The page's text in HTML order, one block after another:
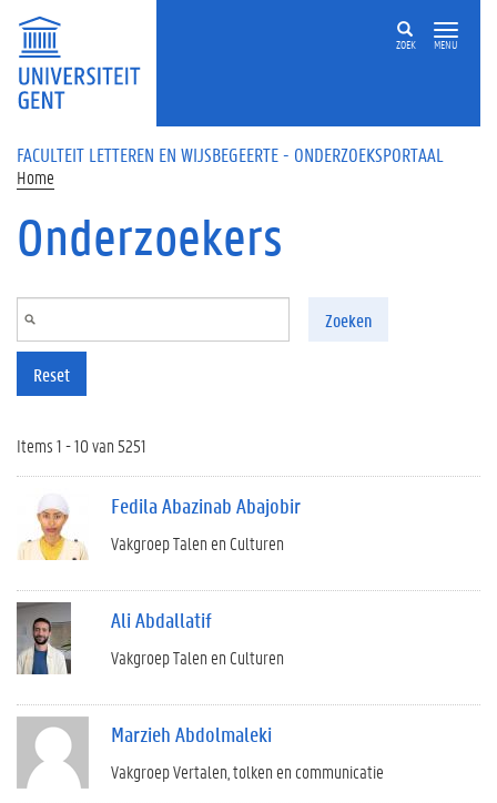
Overslaan en naar de inhoud gaan
ZOEK MENU
FACULTEIT LETTEREN EN WIJSBEGEERTE - ONDERZOEKSPORTAAL
Home
Onderzoekers
Zoeken
Reset
Items 1 - 10 van 5251
Fedila Abazinab Abajobir
Vakgroep Talen en Culturen
Ali Abdallatif
Vakgroep Talen en Culturen
Marzieh Abdolmaleki
Vakgroep Vertalen, tolken en communicatie